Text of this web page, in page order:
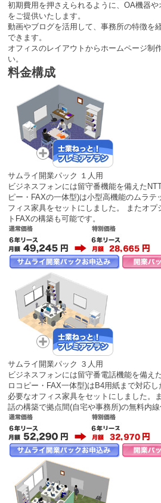
初期費用を押さえられるように、OA機器
をご提供いたします。
動画やブログを活用して、事務所の特徴を
できます。
オフィスのレイアウトからホームページ制
い。
料金構成
サムライ開業パック １人用
ビジネスフォンには留守番機能を備えた
ピー・FAXの一体型)は小型高機能のムラテ
フィス家具をセットにしました。 またオプ
トFAXの構築も可能です。
サムライ開業パック ３人用
ビジネスフォンには留守番電話機能を備え
ロコピー・FAX一体型)はB4用紙まで対応
必要なオフィス家具をセットにしました。
話の構築で拠点間(自宅や事務所)の無料内線